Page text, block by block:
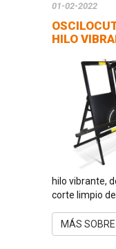
01-02-2022
HILO
hilo vibrante,
corte limpio
MÁS